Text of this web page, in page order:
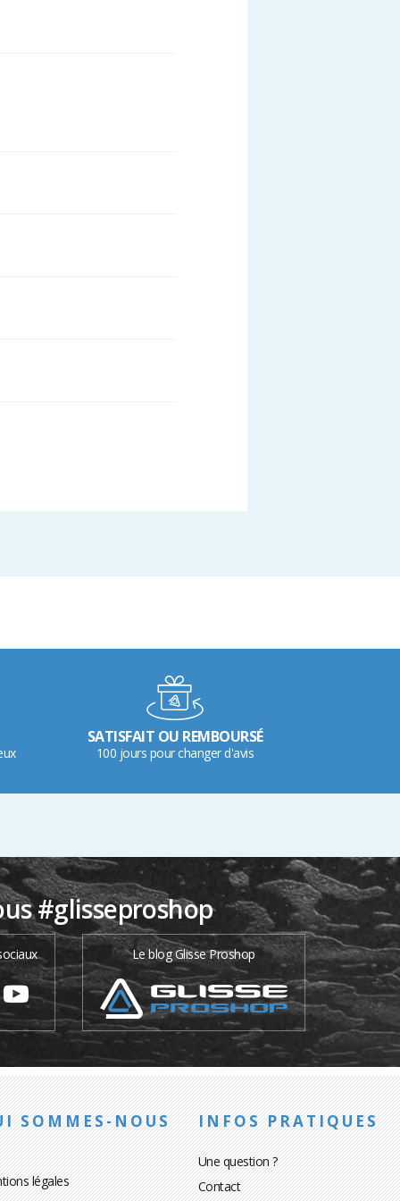
SATISFAIT OU REMBOURSÉ
100 jours pour changer d'avis
#glisseproshop
Le blog Glisse Proshop
SOMMES-NOUS
légales
INFOS PRATIQUES
Une question ?
Contact